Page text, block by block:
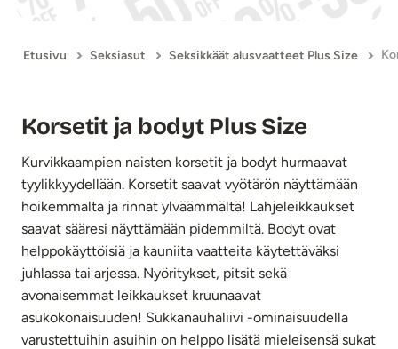
Etusivu Seksiasut Seksikkäät alusvaatteet Plus Size
Korsetit ja bodyt Plus Size
Kurvikkaampien naisten korsetit ja bodyt hurmaavat
tyylikkyydellään. Korsetit saavat vyötärön näyttämään
hoikemmalta ja rinnat ylväämmältä! Lahjeleikkaukset
saavat sääresi näyttämään pidemmiltä. Bodyt ovat
helppokäyttöisiä ja kauniita vaatteita käytettäväksi
juhlassa tai arjessa. Nyöritykset, pitsit sekä
avonaisemmat leikkaukset kruunaavat
asukokonaisuuden! Sukkanauhaliivi -ominaisuudella
varustettuihin asuihin on helppo lisätä mieleisensä sukat